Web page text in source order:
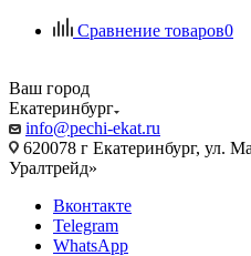
Сравнение товаров0
Ваш город
Екатеринбург
info@pechi-ekat.ru
620078 г Екатеринбург,
Уралтрейд»
Вконтакте
Telegram
WhatsApp